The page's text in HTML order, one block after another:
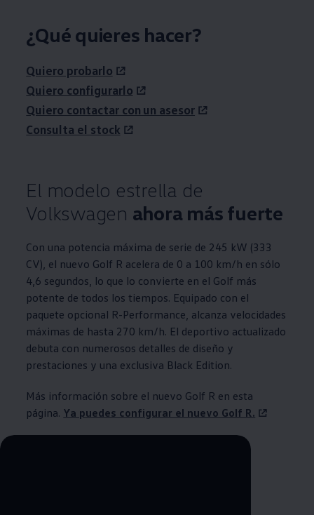
¿Qué quieres hacer?
Quiero probarlo
Quiero configurarlo
Quiero contactar con un asesor
Consulta el stock
El modelo estrella de
Volkswagen ahora más fuerte
Con una potencia máxima de serie de 245 kW (333
CV), el nuevo Golf R acelera de 0 a 100 km/h en sólo
4,6 segundos, lo que lo convierte en el Golf más
potente de todos los tiempos. Equipado con el
paquete opcional R-Performance, alcanza velocidades
máximas de hasta 270 km/h. El deportivo actualizado
debuta con numerosos detalles de diseño y
prestaciones y una exclusiva Black Edition.
Más información sobre el nuevo Golf R en esta
página. Ya puedes configurar el nuevo Golf R.